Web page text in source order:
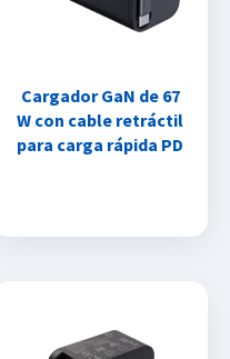
Cargador GaN de 67
W con cable retráctil
para carga rápida PD